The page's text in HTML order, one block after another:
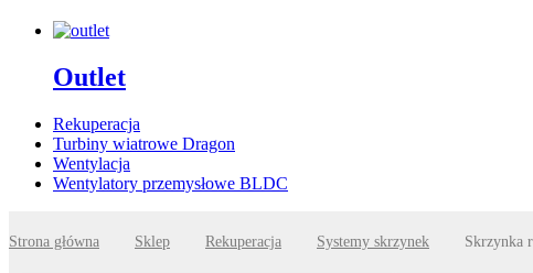
Outlet
Rekuperacja
Turbiny wiatrowe Dragon
Wentylacja
Wentylatory przemysłowe BLDC
Strona główna Sklep Rekuperacja Systemy skrzynek Skrzynka